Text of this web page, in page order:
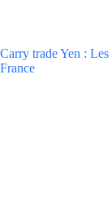
Carry trade Yen :
France